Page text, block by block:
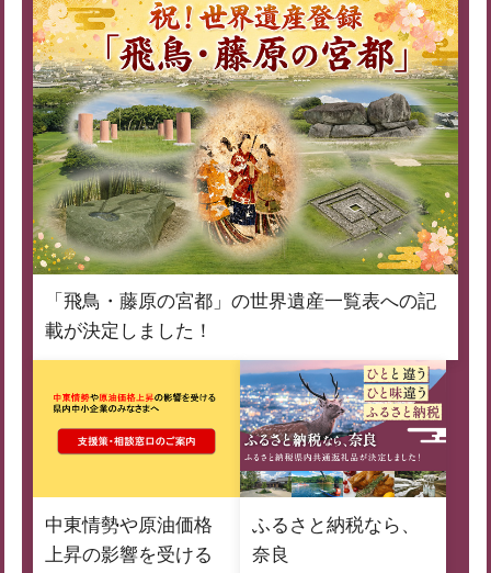
「飛鳥・藤原の宮都」の世界遺産一覧表への記
載が決定しました！
中東情勢や原油価格
上昇の影響を受ける
ふるさと納税なら、
奈良